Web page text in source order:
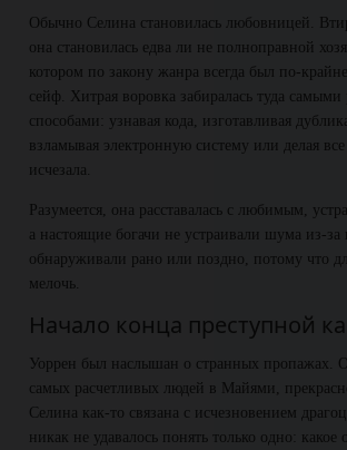
Обычно Селина становилась любовницей.
она становилась едва ли не полноправной
котором по закону жанра всегда был по-
сейф. Хитрая воровка забиралась туда
способами: узнавая кода, изготавливая
взламывая электронную систему или делая
исчезала.
Разумеется, она расставалась с любимым,
а настоящие богачи не устраивали шума из-
обнаруживали рано или поздно, потому что
мелочь.
Начало конца преступной
Уоррен был наслышан о странных пропажах.
самых расчетливых людей в Майями,
Селина как-то связана с исчезновением
никак не удавалось понять только одно: какое